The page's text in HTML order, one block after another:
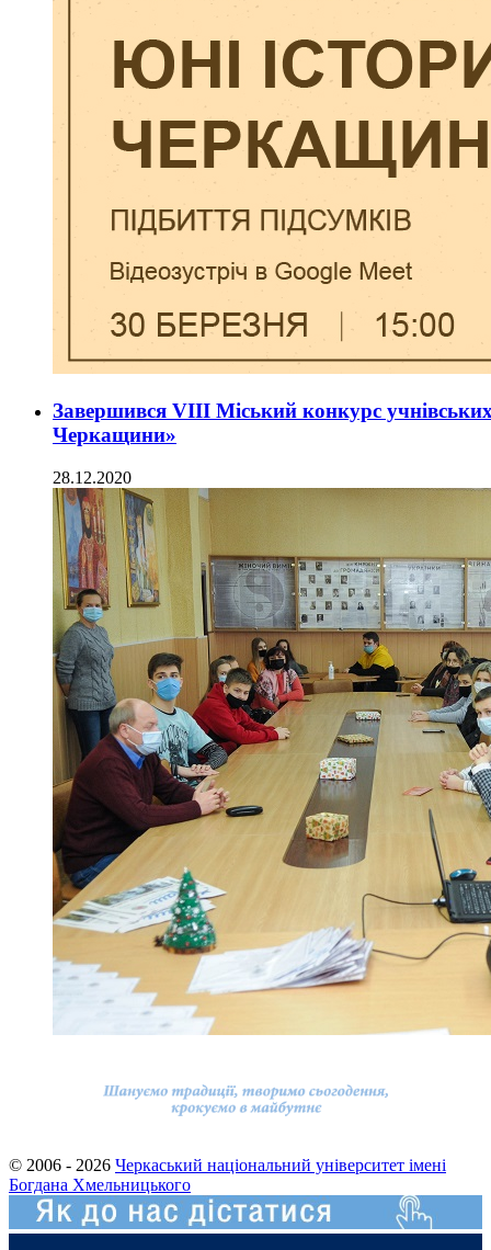
Завершився VІІІ Міський конкурс
Черкащини»
28.12.2020
© 2006 - 2026 Черкаський національний університет імені
Богдана Хмельницького